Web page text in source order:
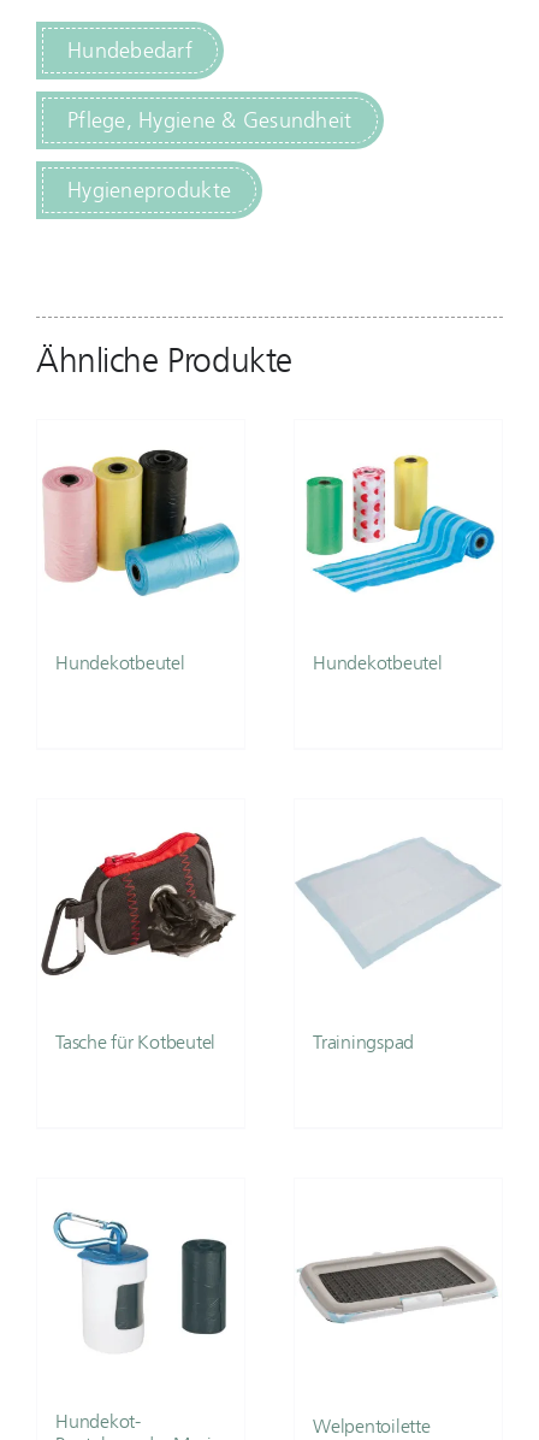
Hundebedarf
Pflege, Hygiene & Gesundheit
Hygieneprodukte
Ähnliche Produkte
Hundekotbeutel Hundekotbeutel
Tasche für Kotbeutel Trainingspad
Hundekot-
Welpentoilette